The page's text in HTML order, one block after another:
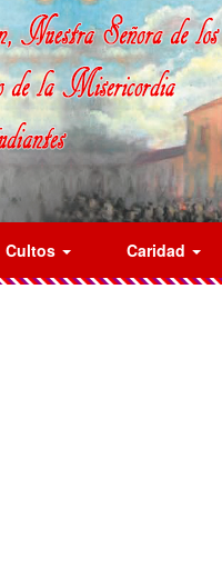
Cultos Caridad